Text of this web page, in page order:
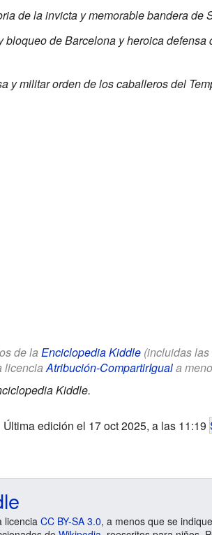
de la invicta y memorable bandera de
bloqueo de Barcelona y heroica
y militar orden de los caballeros del
de la Enciclopedia Kiddle(incluidas las
licenciaAtribución-CompartirIguala
Kiddle.
Última edición el 17 oct 2025, a las 11:19
licencia CC BY-SA 3.0, a menos que se